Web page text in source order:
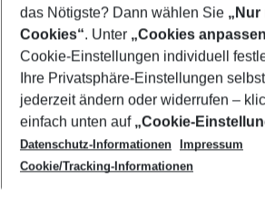
Footer
Footer navigation
Über uns
AGB
Cookie-Einstellungen ändern
Cookie-Richtlinie
Datenschutz
Service & Hilfe
Barrierefreies Reisen
Check-in
Folgen Sie uns
das Nötigste? Dann wählen Sie
Cookies“. Unter „Cookies
Cookie-Einstellungen individuell
Ihre Privatsphäre-Einstellungen
jederzeit ändern oder widerrufen –
einfach unten auf „Cookie-
Datenschutz-Informationen
Impressum
Cookie/Tracking-Informationen